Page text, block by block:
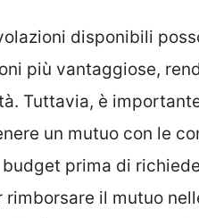
disponibili
più vantaggiose,
Tuttavia, è
un mutuo con le
prima di
rimborsare il mutuo